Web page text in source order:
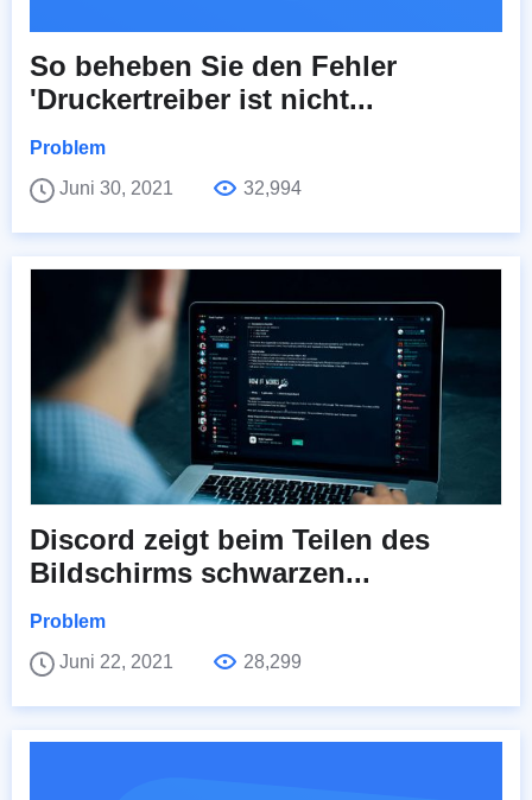
So beheben Sie den Fehler
'Druckertreiber ist nicht...
Problem
Juni 30, 2021
32,994
Discord zeigt beim Teilen des
Bildschirms schwarzen...
Problem
Juni 22, 2021
28,299